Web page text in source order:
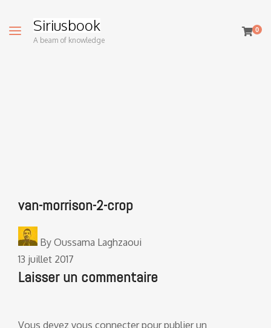
Siriusbook
A beam of knowledge
0
van-morrison-2-crop
By Oussama Laghzaoui
13 juillet 2017
Laisser un commentaire
Vous devez vous connecterpour publier un